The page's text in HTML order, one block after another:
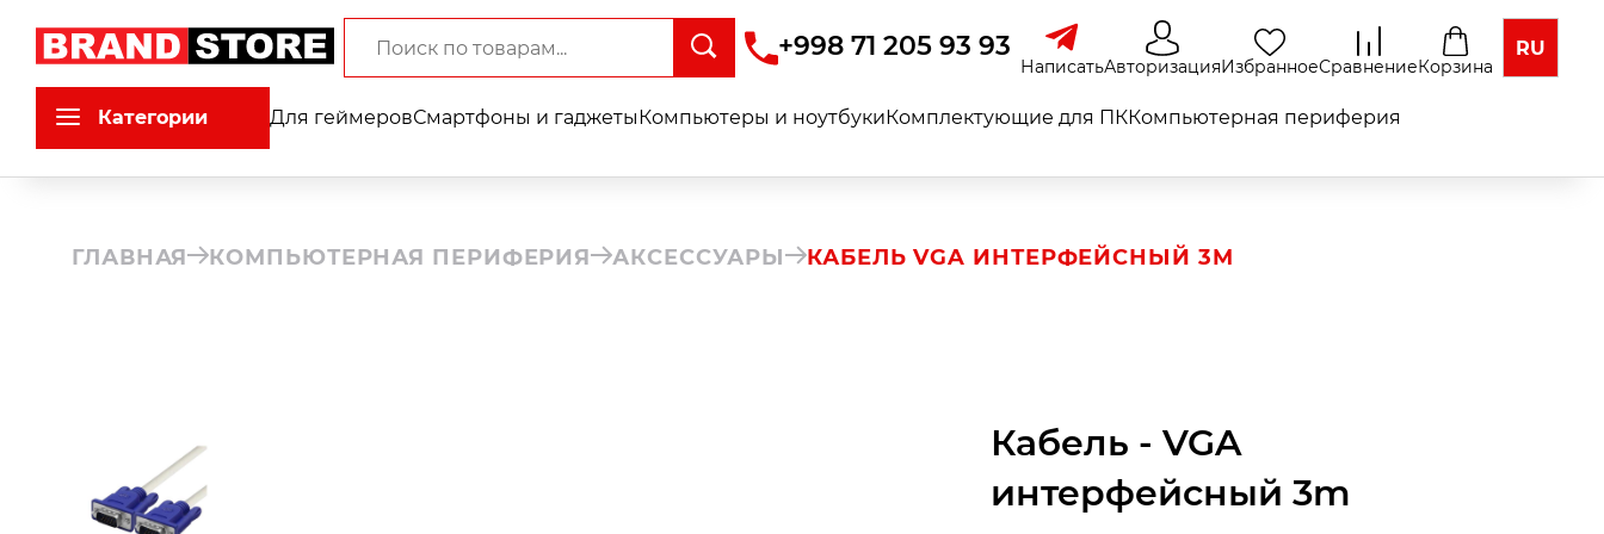
+998 71 205 93 93
НаписатьАвторизацияИзбранноеСравнениеКорзина
RU
Категории Для геймеровСмартфоны и гаджетыКомпьютеры и ноутбукиКомплектующие для ПККомпьютерная периферия
ГЛАВНАЯ КОМПЬЮТЕРНАЯ ПЕРИФЕРИЯ АКСЕССУАРЫ КАБЕЛЬ VGA ИНТЕРФЕЙСНЫЙ 3M
Кабель - VGA
интерфейсный 3m